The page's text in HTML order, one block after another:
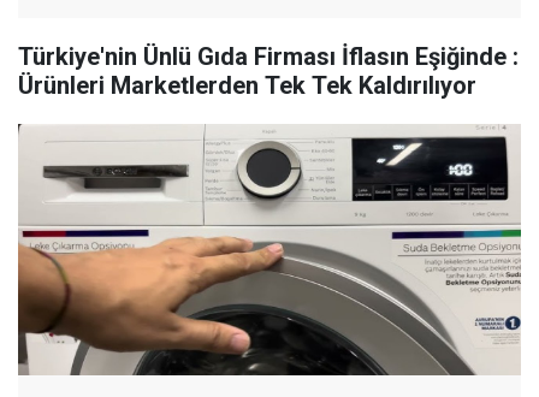
Türkiye'nin Ünlü Gıda Firması İflasın Eşiğinde :
Ürünleri Marketlerden Tek Tek Kaldırılıyor